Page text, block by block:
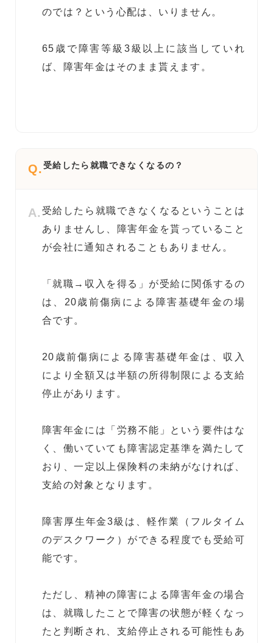
のでは？という心配は、いりません。
65歳で障害等級3級以上に該当していれ
ば、障害年金はそのまま貰えます。
Q.受給したら就職できなくなるの？
A. 受給したら就職できなくなるということは
ありませんし、障害年金を貰っていること
が会社に通知されることもありません。
「就職→収入を得る」が受給に関係するの
は、20歳前傷病による障害基礎年金の場
合です。
20歳前傷病による障害基礎年金は、収入
により全額又は半額の所得制限による支給
停止があります。
障害年金には「労務不能」という要件はな
く、働いていても障害認定基準を満たして
おり、一定以上保険料の未納がなければ、
支給の対象となります。
障害厚生年金3級は、軽作業（フルタイム
のデスクワーク）ができる程度でも受給可
能です。
ただし、精神の障害による障害年金の場合
は、就職したことで障害の状態が軽くなっ
たと判断され、支給停止される可能性もあ